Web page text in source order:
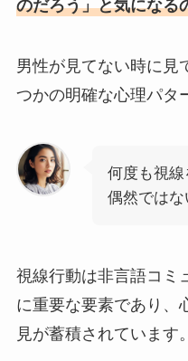
のだろう」と気になる
男性が見てない時に見
つかの明確な心理パタ
何度も視
偶然では
視線行動は非言語コミ
に重要な要素であり、
見が蓄積されています。